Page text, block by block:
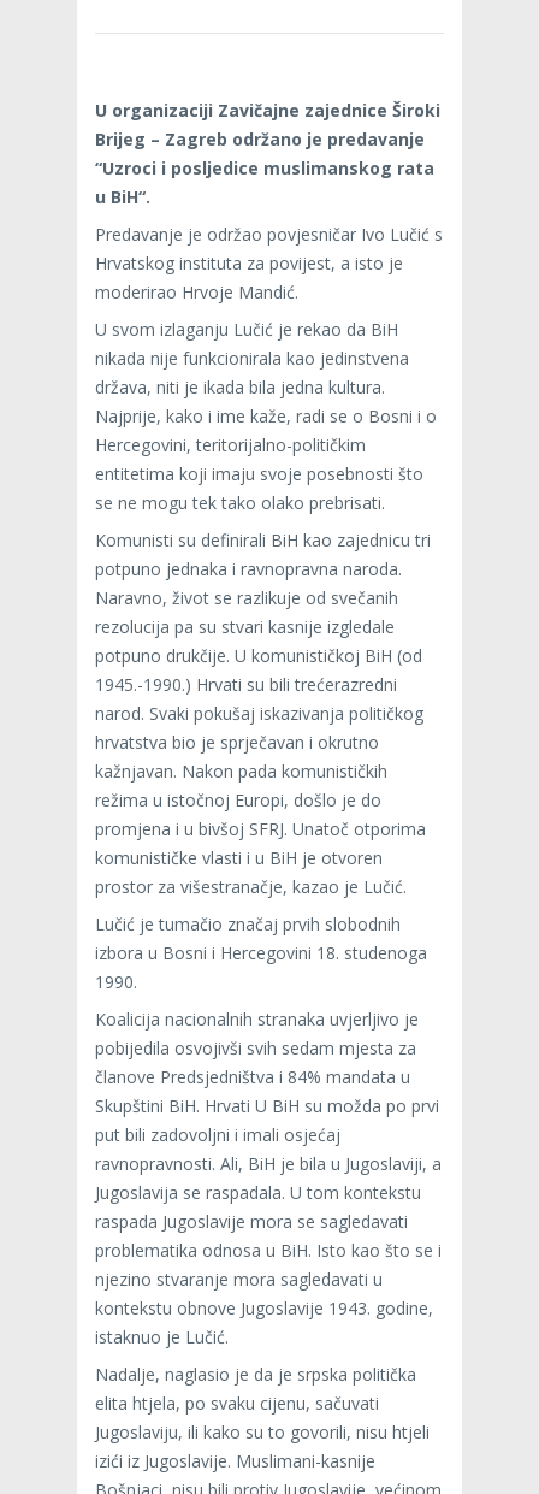
U organizaciji Zavičajne zajednice Široki
Brijeg – Zagreb održano je predavanje
“Uzroci i posljedice muslimanskog rata
u BiH“.
Predavanje je održao povjesničar Ivo Lučić s
Hrvatskog instituta za povijest, a isto je
moderirao Hrvoje Mandić.
U svom izlaganju Lučić je rekao da BiH
nikada nije funkcionirala kao jedinstvena
država, niti je ikada bila jedna kultura.
Najprije, kako i ime kaže, radi se o Bosni i o
Hercegovini, teritorijalno-političkim
entitetima koji imaju svoje posebnosti što
se ne mogu tek tako olako prebrisati.
Komunisti su definirali BiH kao zajednicu tri
potpuno jednaka i ravnopravna naroda.
Naravno, život se razlikuje od svečanih
rezolucija pa su stvari kasnije izgledale
potpuno drukčije. U komunističkoj BiH (od
1945.-1990.) Hrvati su bili trećerazredni
narod. Svaki pokušaj iskazivanja političkog
hrvatstva bio je sprječavan i okrutno
kažnjavan. Nakon pada komunističkih
režima u istočnoj Europi, došlo je do
promjena i u bivšoj SFRJ. Unatoč otporima
komunističke vlasti i u BiH je otvoren
prostor za višestranačje, kazao je Lučić.
Lučić je tumačio značaj prvih slobodnih
izbora u Bosni i Hercegovini 18. studenoga
1990.
Koalicija nacionalnih stranaka uvjerljivo je
pobijedila osvojivši svih sedam mjesta za
članove Predsjedništva i 84% mandata u
Skupštini BiH. Hrvati U BiH su možda po prvi
put bili zadovoljni i imali osjećaj
ravnopravnosti. Ali, BiH je bila u Jugoslaviji, a
Jugoslavija se raspadala. U tom kontekstu
raspada Jugoslavije mora se sagledavati
problematika odnosa u BiH. Isto kao što se i
njezino stvaranje mora sagledavati u
kontekstu obnove Jugoslavije 1943. godine,
istaknuo je Lučić.
Nadalje, naglasio je da je srpska politička
elita htjela, po svaku cijenu, sačuvati
Jugoslaviju, ili kako su to govorili, nisu htjeli
izići iz Jugoslavije. Muslimani-kasnije
Bošnjaci, nisu bili protiv Jugoslavije, većinom